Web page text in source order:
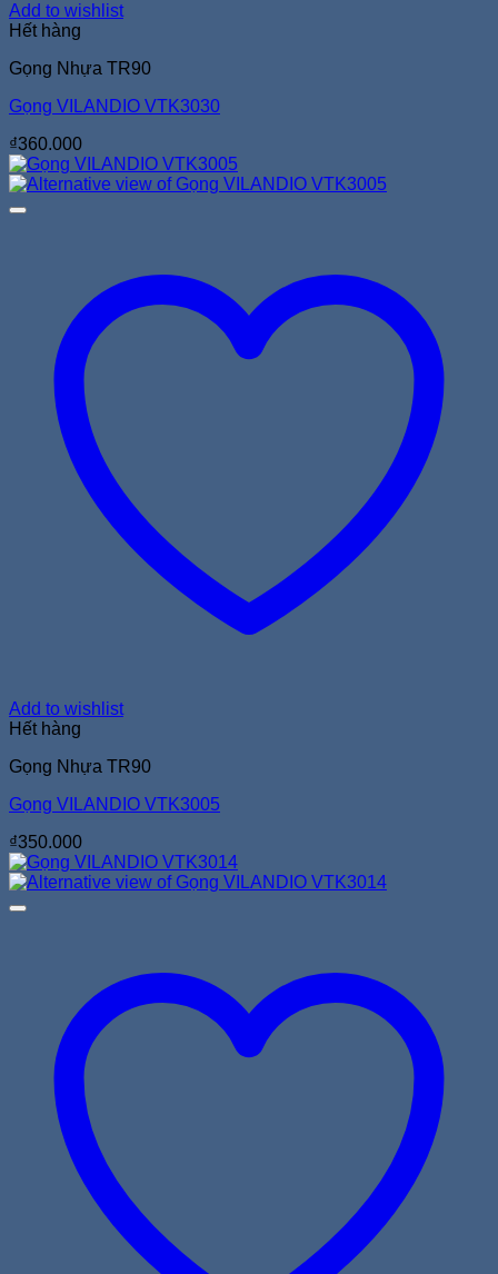
Add to wishlist
Hết hàng
Gọng Nhựa TR90
Gọng VILANDIO VTK3030
₫360.000
Add to wishlist
Hết hàng
Gọng Nhựa TR90
Gọng VILANDIO VTK3005
₫350.000